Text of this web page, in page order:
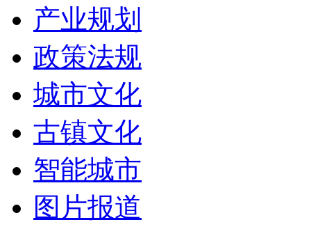
产业规划
政策法规
城市文化
古镇文化
智能城市
图片报道